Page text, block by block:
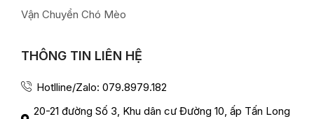
Vận Chuyển Chó Mèo
THÔNG TIN LIÊN HỆ
Hotlline/Zalo: 079.8979.182
20-21 đường Số 3, Khu dân cư Đường 10, ấp Tấn Long